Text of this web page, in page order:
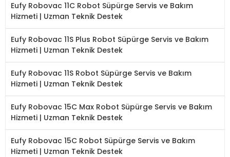
Eufy Robovac 11C Robot Süpürge Servis ve Bakım
Hizmeti | Uzman Teknik Destek
Eufy Robovac 11S Plus Robot Süpürge Servis ve Bakım
Hizmeti | Uzman Teknik Destek
Eufy Robovac 11S Robot Süpürge Servis ve Bakım
Hizmeti | Uzman Teknik Destek
Eufy Robovac 15C Max Robot Süpürge Servis ve Bakım
Hizmeti | Uzman Teknik Destek
Eufy Robovac 15C Robot Süpürge Servis ve Bakım
Hizmeti | Uzman Teknik Destek